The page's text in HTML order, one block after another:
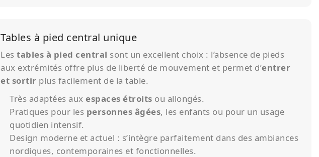
Tables à pied central unique
Les tables à pied central sont un excellent choix : l’absence de pieds
aux extrémités offre plus de liberté de mouvement et permet d’entrer
et sortir plus facilement de la table.
Très adaptées aux espaces étroits ou allongés.
Pratiques pour les personnes âgées, les enfants ou pour un usage
quotidien intensif.
Design moderne et actuel : s’intègre parfaitement dans des ambiances
nordiques, contemporaines et fonctionnelles.